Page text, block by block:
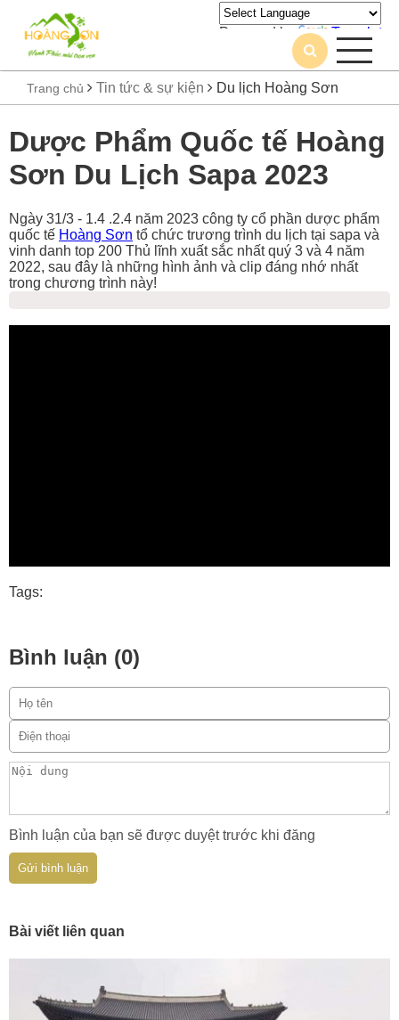
Powered by Translate
Trang chủ Tin tức & sự kiện Du lịch Hoàng Sơn
Dược Phẩm Quốc tế Hoàng
Sơn Du Lịch Sapa 2023
Ngày 31/3 - 1.4 .2.4 năm 2023 công ty cổ phần dược phẩm
quốc tế Hoàng Sơn tổ chức trương trình du lịch tại sapa và
vinh danh top 200 Thủ lĩnh xuất sắc nhất quý 3 và 4 năm
2022, sau đây là những hình ảnh và clip đáng nhớ nhất
trong chương trình này!
Tags:
Bình luận (0)
Bình luận của bạn sẽ được duyệt trước khi đăng
Gửi bình luận
Bài viết liên quan